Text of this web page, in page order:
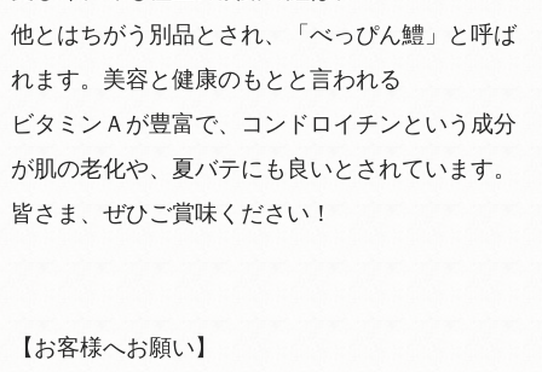
他とはちがう別品とされ、「べっぴん鱧」と呼ば
れます。美容と健康のもとと言われる
ビタミンＡが豊富で、コンドロイチンという成分
が肌の老化や、夏バテにも良いとされています。
皆さま、ぜひご賞味ください！
【お客様へお願い】